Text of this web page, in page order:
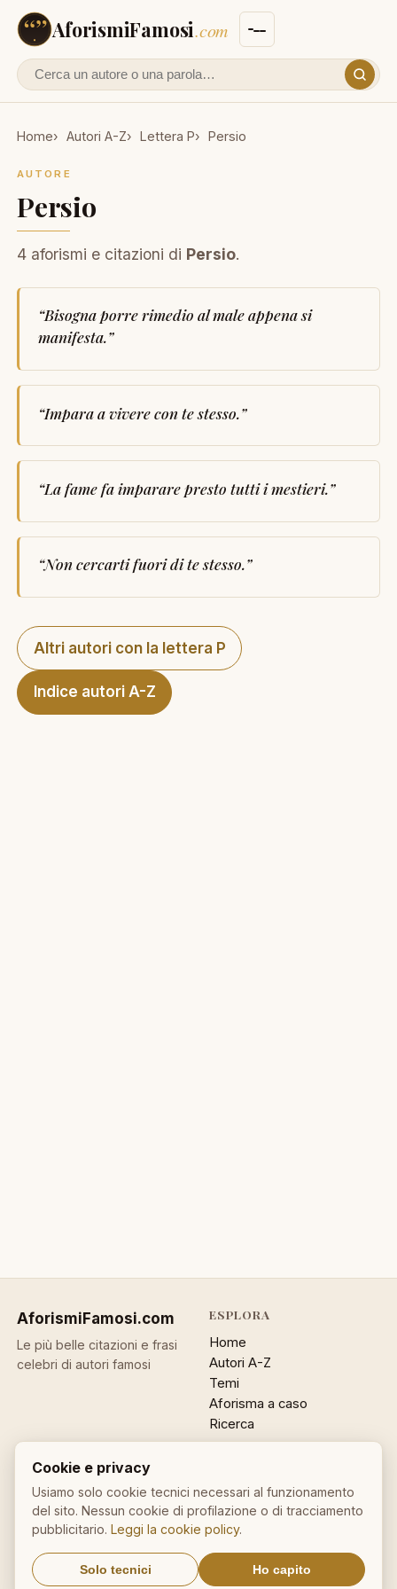
AforismiFamosi.com
Cerca un autore o un aforisma
Home Autori A-Z Lettera P Persio
AUTORE
Persio
4 aforismi e citazioni di Persio.
“Bisogna porre rimedio al male appena si
manifesta.”
“Impara a vivere con te stesso.”
“La fame fa imparare presto tutti i mestieri.”
“Non cercarti fuori di te stesso.”
Altri autori con la lettera P
Indice autori A-Z
AforismiFamosi.com
Le più belle citazioni e frasi
celebri di autori famosi
ESPLORA
Home
Autori A-Z
Temi
Aforisma a caso
Ricerca
ACCOUNT
Accedi
Registrati
Password dimenticata
Contatti
Privacy
Cookie policy
Sitemap
Cookie e privacy
Usiamo solo cookie tecnici necessari al funzionamento
del sito. Nessun cookie di profilazione o di tracciamento
pubblicitario.Leggi la cookie policy.
Solo tecnici Ho capito